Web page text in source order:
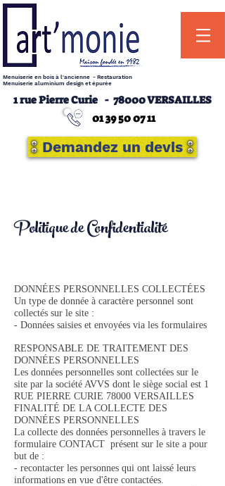
Menuiserie en bois à l'ancienne - Restauration
Menuiserie aluminium design et épurée
1 rue Pierre Curie - 78000 VERSAILLES
01 39 50 07 11
Demandez un devis
Politique de Confidentialité
DONNÉES PERSONNELLES COLLECTÉES
Un type de donnée à caractère personnel sont
collectés sur le site :
- Données saisies et envoyées via les formulaires
RESPONSABLE DE TRAITEMENT DES
DONNÉES PERSONNELLES
Les données personnelles sont collectées sur le
site par la société AVVS dont le siège social est 1
RUE PIERRE CURIE 78000 VERSAILLES
FINALITÉ DE LA COLLECTE DES
DONNÉES PERSONNELLES
La collecte des données personnelles à travers le
formulaire CONTACT présent sur le site a pour
but de :
- recontacter les personnes qui ont laissé leurs
informations en vue d'être contactées.